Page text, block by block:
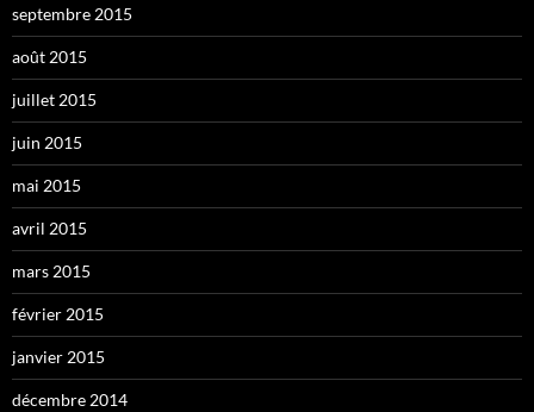
septembre 2015
août 2015
juillet 2015
juin 2015
mai 2015
avril 2015
mars 2015
février 2015
janvier 2015
décembre 2014